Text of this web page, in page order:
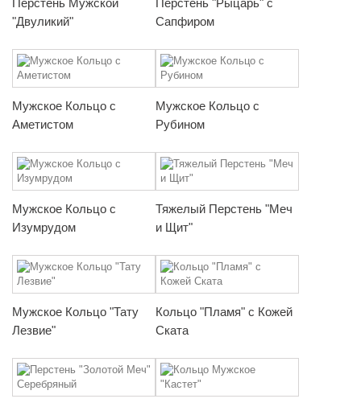
"Двуликий"
Сапфиром
Мужское Кольцо с
Аметистом
Мужское Кольцо с
Рубином
Мужское Кольцо с
Изумрудом
Тяжелый Перстень "Меч
и Щит"
Мужское Кольцо "Тату
Лезвие"
Кольцо "Пламя" с Кожей
Ската